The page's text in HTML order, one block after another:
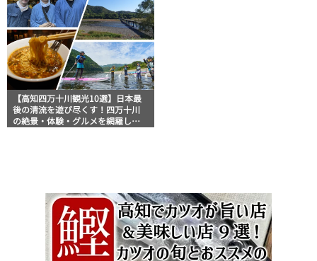
【高知四万十川観光10選】日本最
後の清流を遊び尽くす！四万十川
の絶景・体験・グルメを網羅した